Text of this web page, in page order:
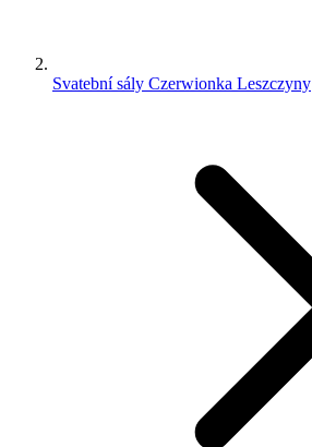
Svatební sály Czerwionka Leszczyny